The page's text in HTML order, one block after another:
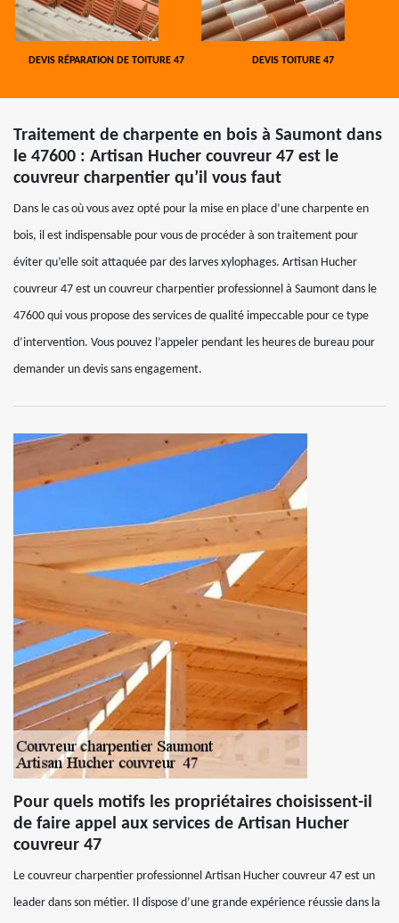
DEVIS RÉPARATION DE TOITURE 47 DEVIS TOITURE 47
Traitement de charpente en bois à Saumont dans
le 47600 : Artisan Hucher couvreur 47 est le
couvreur charpentier qu’il vous faut
Dans le cas où vous avez opté pour la mise en place d’une charpente en
bois, il est indispensable pour vous de procéder à son traitement pour
éviter qu’elle soit attaquée par des larves xylophages. Artisan Hucher
couvreur 47 est un couvreur charpentier professionnel à Saumont dans le
47600 qui vous propose des services de qualité impeccable pour ce type
d’intervention. Vous pouvez l’appeler pendant les heures de bureau pour
demander un devis sans engagement.
Pour quels motifs les propriétaires choisissent-il
de faire appel aux services de Artisan Hucher
couvreur 47
Le couvreur charpentier professionnel Artisan Hucher couvreur 47 est un
leader dans son métier. Il dispose d’une grande expérience réussie dans la